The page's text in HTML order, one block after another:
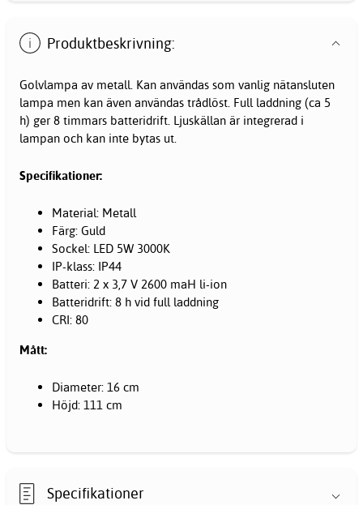
Produktbeskrivning:
Golvlampa av metall. Kan användas som vanlig nätansluten
lampa men kan även användas trådlöst. Full laddning (ca 5
h) ger 8 timmars batteridrift. Ljuskällan är integrerad i
lampan och kan inte bytas ut.
Specifikationer:
Material: Metall
Färg: Guld
Sockel: LED 5W 3000K
IP-klass: IP44
Batteri: 2 x 3,7 V 2600 maH li-ion
Batteridrift: 8 h vid full laddning
CRI: 80
Mått:
Diameter: 16 cm
Höjd: 111 cm
Specifikationer